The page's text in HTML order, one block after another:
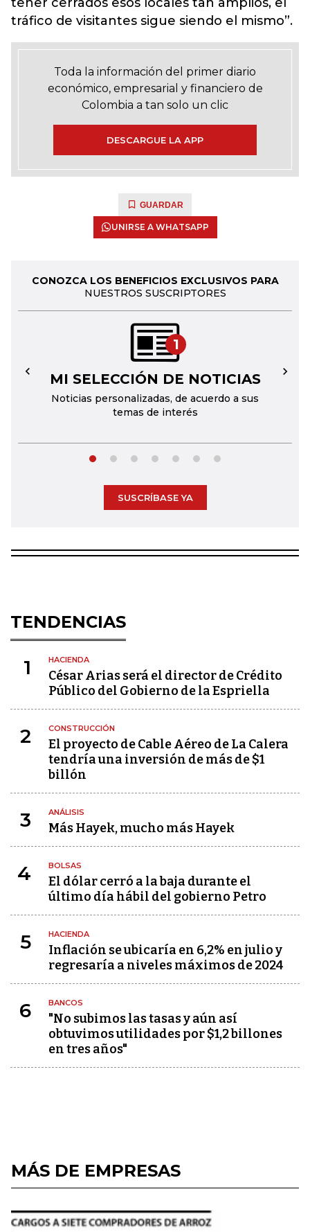
tráfico de visitantes sigue siendo el mismo”.
Toda la información del primer diario
económico, empresarial y financiero de
Colombia a tan solo un clic
DESCARGUE LA APP
GUARDAR
UNIRSE A WHATSAPP
CONOZCA LOS BENEFICIOS EXCLUSIVOS PARA
NUESTROS SUSCRIPTORES
1
MI SELECCIÓN DE NOTICIAS
Noticias personalizadas, de acuerdo a sus
temas de interés
← →
SUSCRÍBASE YA
TENDENCIAS
1 HACIENDA
César Arias será el director de Crédito
Público del Gobierno de la Espriella
2 CONSTRUCCIÓN
El proyecto de Cable Aéreo de La Calera
tendría una inversión de más de $1
billón
3 ANÁLISIS
Más Hayek, mucho más Hayek
4 BOLSAS
El dólar cerró a la baja durante el
último día hábil del gobierno Petro
5 HACIENDA
Inflación se ubicaría en 6,2% en julio y
regresaría a niveles máximos de 2024
6 BANCOS
"No subimos las tasas y aún así
obtuvimos utilidades por $1,2 billones
en tres años"
MÁS DE EMPRESAS